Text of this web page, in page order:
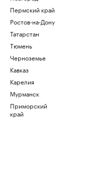
Пермский край
Ростов-на-Дону
Татарстан
Тюмень
Черноземье
Кавказ
Карелия
Мурманск
Приморский
край